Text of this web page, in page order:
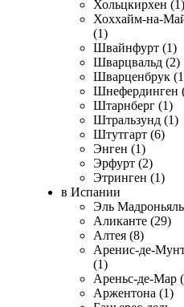
Хольцкирхен (1)
Хоххайм-на-
(1)
Швайнфурт (1)
Шварцвальд (2)
Шварценбрук
Шнефердинген
Штарнберг (1)
Штральзунд (1)
Штутгарт (6)
Энген (1)
Эрфурт (2)
Этринген (1)
в Испании
Эль
Аликанте (29)
Алтея (8)
Аренис-де-
(1)
Ареньс-де-Мар
Аржентона (1)